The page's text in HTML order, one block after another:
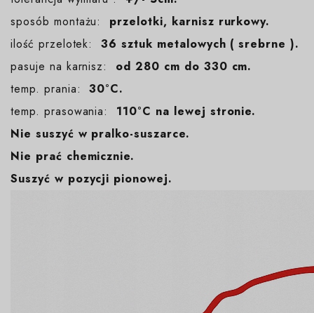
sposób montażu: przelotki, karnisz rurkowy.
ilość przelotek:
36 sztuk metalowych ( srebrne ).
pasuje na karnisz: od 280 cm do 330 cm.
temp. prania:30°C.
temp. prasowania: 110°C na lewej stronie.
Nie suszyć w pralko-suszarce.
Nie prać chemicznie.
Suszyć w pozycji pionowej.